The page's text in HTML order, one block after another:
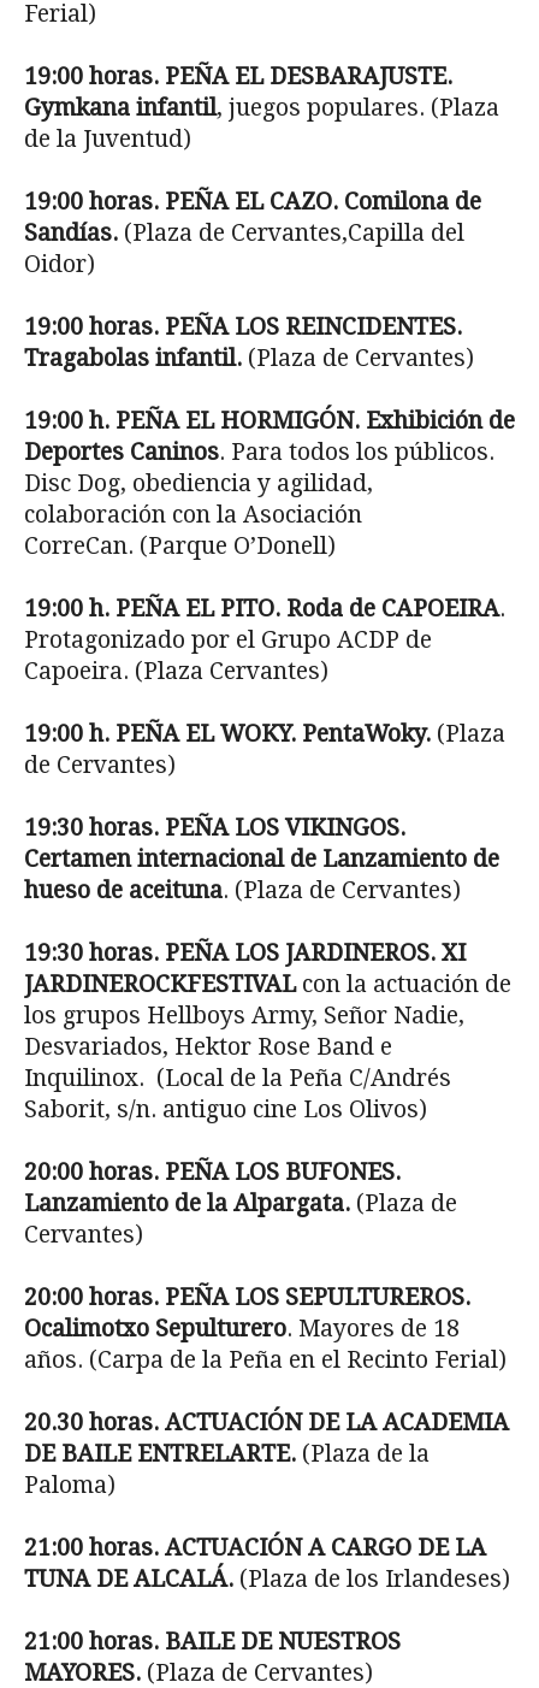
Ferial)
19:00 horas. PEÑA EL DESBARAJUSTE.
Gymkana infantil, juegos populares. (Plaza
de la Juventud)
19:00 horas. PEÑA EL CAZO. Comilona de
Sandías. (Plaza de Cervantes,Capilla del
Oidor)
19:00 horas. PEÑA LOS REINCIDENTES.
Tragabolas infantil. (Plaza de Cervantes)
19:00 h. PEÑA EL HORMIGÓN. Exhibición de
Deportes Caninos. Para todos los públicos.
Disc Dog, obediencia y agilidad,
colaboración con la Asociación
CorreCan. (Parque O’Donell)
19:00 h. PEÑA EL PITO. Roda de CAPOEIRA.
Protagonizado por el Grupo ACDP de
Capoeira. (Plaza Cervantes)
19:00 h. PEÑA EL WOKY. PentaWoky. (Plaza
de Cervantes)
19:30 horas. PEÑA LOS VIKINGOS.
Certamen internacional de Lanzamiento de
hueso de aceituna. (Plaza de Cervantes)
19:30 horas. PEÑA LOS JARDINEROS. XI
JARDINEROCKFESTIVALcon la actuación de
los grupos Hellboys Army, Señor Nadie,
Desvariados, Hektor Rose Band e
Inquilinox. (Local de la Peña C/Andrés
Saborit, s/n. antiguo cine Los Olivos)
20:00 horas. PEÑA LOS BUFONES.
Lanzamiento de la Alpargata. (Plaza de
Cervantes)
20:00 horas. PEÑA LOS SEPULTUREROS.
Ocalimotxo Sepulturero. Mayores de 18
años. (Carpa de la Peña en el Recinto Ferial)
20.30 horas. ACTUACIÓN DE LA ACADEMIA
DE BAILE ENTRELARTE. (Plaza de la
Paloma)
21:00 horas. ACTUACIÓN A CARGO DE LA
TUNA DE ALCALÁ. (Plaza de los Irlandeses)
21:00 horas. BAILE DE NUESTROS
MAYORES. (Plaza de Cervantes)